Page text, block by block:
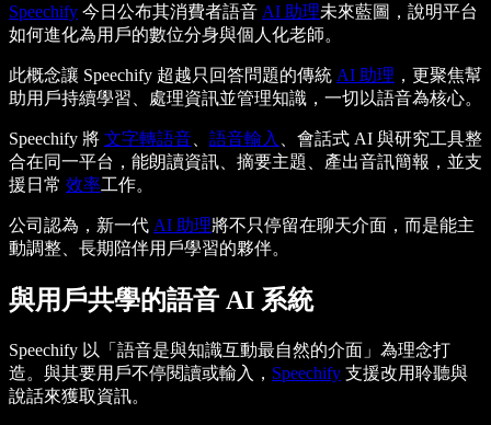
Speechify 今日公布其消費者語音 AI 助理未來藍圖，說明平台
如何進化為用戶的數位分身與個人化老師。
此概念讓 Speechify 超越只回答問題的傳統 AI 助理 ，更聚焦幫
助用戶持續學習、處理資訊並管理知識，一切以語音為核心。
Speechify 將 文字轉語音 語音輸入
、會話式 AI 與研究工具整
合在同一平台，能朗讀資訊、摘要主題、產出音訊簡報，並支
援日常 效率工作。
公司認為，新一代 AI 助理將不只停留在聊天介面，而是能主
動調整、長期陪伴用戶學習的夥伴。
與用戶共學的語音 AI 系統
Speechify 以「語音是與知識互動最自然的介面」為理念打
造。與其要用戶不停閱讀或輸入， Speechify 支援改用聆聽與
說話來獲取資訊。